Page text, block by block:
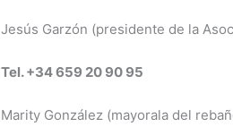
Jesús Garzón (presidente de la
Tel. +34 659 20 90 95
Marity González (mayorala del